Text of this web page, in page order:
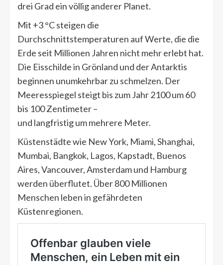
drei Grad ein völlig anderer Planet.
Mit +3 °C steigen die
Durchschnittstemperaturen auf Werte, die die
Erde seit Millionen Jahren nicht mehr erlebt hat.
Die Eisschilde in Grönland und der Antarktis
beginnen unumkehrbar zu schmelzen. Der
Meeresspiegel steigt bis zum Jahr 2100 um 60
bis 100 Zentimeter –
und langfristig um mehrere Meter.
Küstenstädte wie New York, Miami, Shanghai,
Mumbai, Bangkok, Lagos, Kapstadt, Buenos
Aires, Vancouver, Amsterdam und Hamburg
werden überflutet. Über 800 Millionen
Menschen leben in gefährdeten
Küstenregionen.